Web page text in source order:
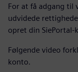
For at få adgang til
udvidede
opret din
Følgende video
konto.